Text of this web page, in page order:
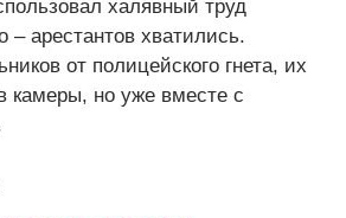
халявный труд
– арестантов хватились.
от полицейского гнета, их
камеры, но уже вместе с